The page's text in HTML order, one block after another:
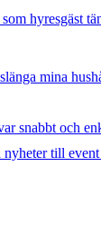
hyresgäst
mina
snabbt och
till event